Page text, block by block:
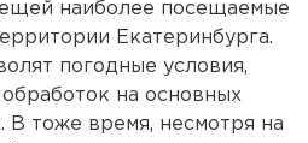
наиболее посещаемые
Екатеринбурга.
погодные условия,
на основных
В тоже время, несмотря на